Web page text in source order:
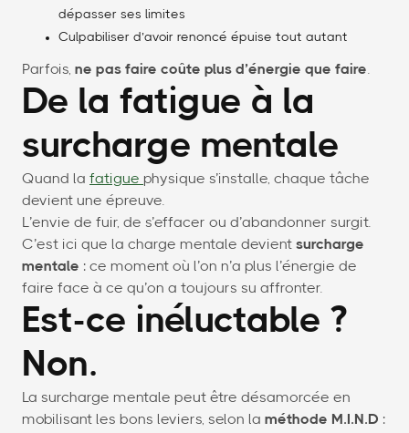
dépasser ses limites
Culpabiliser d’avoir renoncé épuise tout autant
Parfois, ne pas faire coûte plus d’énergie que faire.
De la fatigue à la
surcharge mentale
Quand la fatigue physique s’installe, chaque tâche
devient une épreuve.
L’envie de fuir, de s’effacer ou d’abandonner surgit.
C’est ici que la charge mentale devient surcharge
mentale : ce moment où l’on n’a plus l’énergie de
faire face à ce qu’on a toujours su affronter.
Est-ce inéluctable ?
Non.
La surcharge mentale peut être désamorcée en
mobilisant les bons leviers, selon la méthode M.I.N.D :